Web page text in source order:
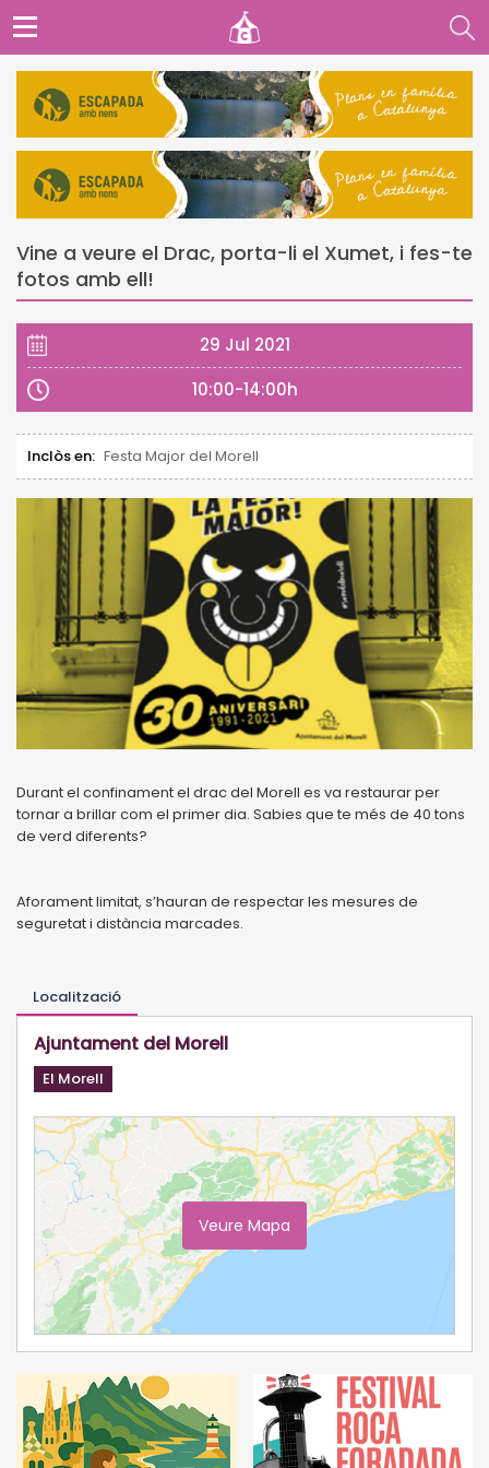
Vine a veure el Drac, porta-li el Xumet, i fes-te
fotos amb ell!
29 Jul 2021
10:00-14:00h
Inclòs en: Festa Major del Morell
Durant el confinament el drac del Morell es va restaurar per
tornar a brillar com el primer dia. Sabies que te més de 40 tons
de verd diferents?
Aforament limitat, s’hauran de respectar les mesures de
seguretat i distància marcades.
Localització
Ajuntament del Morell
El Morell
Veure Mapa